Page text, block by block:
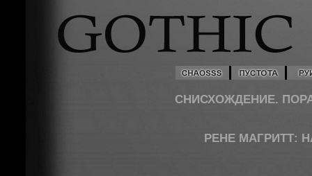
СНИСХОЖДЕНИЕ.
РЕНЕ МАГРИТТ: